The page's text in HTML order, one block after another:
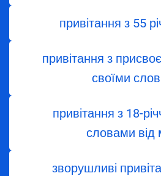
привітання з 55
привітання з
своїми
привітання з 18-
словами від
зворушливі